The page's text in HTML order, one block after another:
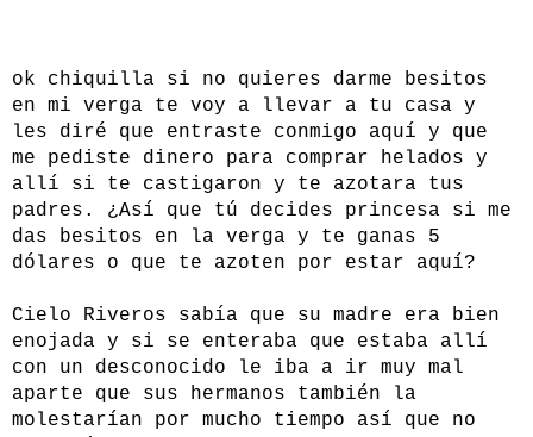
ok chiquilla si no quieres darme besitos
en mi verga te voy a llevar a tu casa y
les diré que entraste conmigo aquí y que
me pediste dinero para comprar helados y
allí si te castigaron y te azotara tus
padres. ¿Así que tú decides princesa si me
das besitos en la verga y te ganas 5
dólares o que te azoten por estar aquí?
Cielo Riveros sabía que su madre era bien
enojada y si se enteraba que estaba allí
con un desconocido le iba a ir muy mal
aparte que sus hermanos también la
molestarían por mucho tiempo así que no